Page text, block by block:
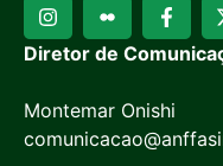
Diretor de
Montemar Onishi